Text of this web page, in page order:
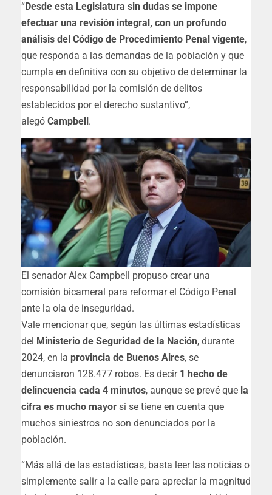
“Desde esta Legislatura sin dudas se impone
efectuar una revisión integral, con un profundo
análisis del Código de Procedimiento Penal vigente,
que responda a las demandas de la población y que
cumpla en definitiva con su objetivo de determinar la
responsabilidad por la comisión de delitos
establecidos por el derecho sustantivo”,
alegó Campbell .
El senador Alex Campbell propuso crear una
comisión bicameral para reformar el Código Penal
ante la ola de inseguridad.
Vale mencionar que, según las últimas estadísticas
del Ministerio de Seguridad de la Nación, durante
2024, en la provincia de Buenos Aires, se
denunciaron 128.477 robos. Es decir 1 hecho de
delincuencia cada 4 minutos, aunque se prevé que la
cifra es mucho mayor si se tiene en cuenta que
muchos siniestros no son denunciados por la
población.
“Más allá de las estadísticas, basta leer las noticias o
simplemente salir a la calle para apreciar la magnitud